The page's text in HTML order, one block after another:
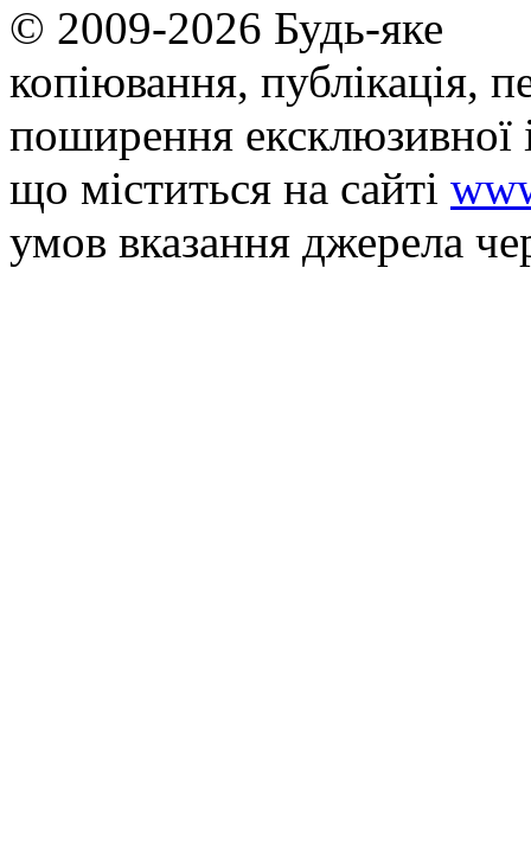
© 2009-2026 Будь-яке
копiювання, публiкацiя,
поширення
що мiститься на сайті
умов вказання джерела